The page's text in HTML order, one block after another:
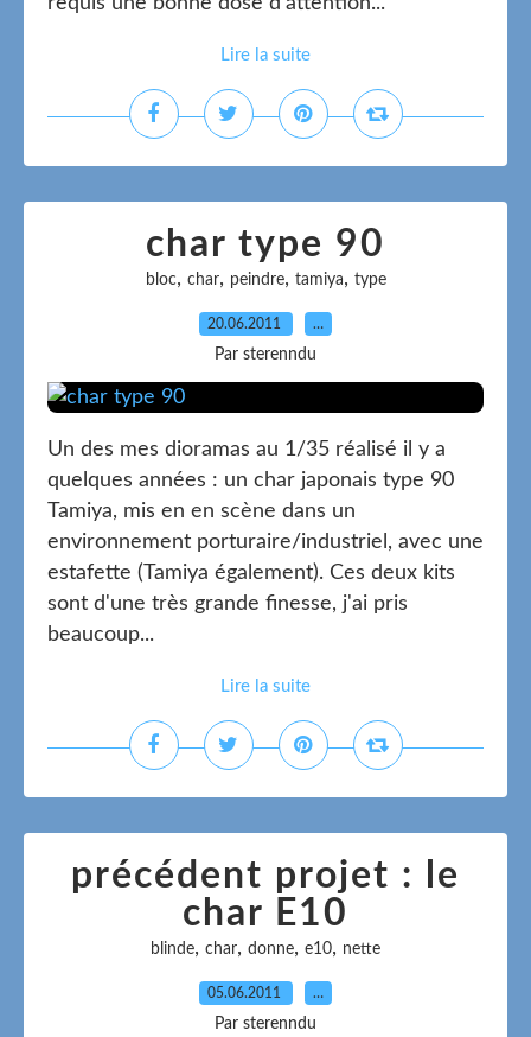
Lire la suite
char type 90
bloc, char, peindre, tamiya, type
20.06.2011 …
Par sterenndu
Un des mes dioramas au 1/35 réalisé il y a
quelques années : un char japonais type 90
Tamiya, mis en en scène dans un
environnement porturaire/industriel, avec une
estafette (Tamiya également). Ces deux kits
sont d'une très grande finesse, j'ai pris
beaucoup...
Lire la suite
précédent projet : le
char E10
blinde, char, donne, e10, nette
05.06.2011 …
Par sterenndu